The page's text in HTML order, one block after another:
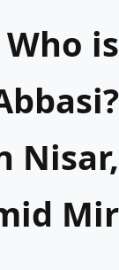
is
Nisar,
Mir.